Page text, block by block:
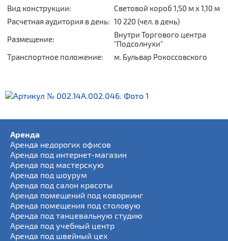
Вид конструкции:
Световой короб 1,50 м x 1,10 м
Расчетная аудитория в день: 10 220 (чел. в день)
Размещение:
Внутри Торгового центра
"Подсолнухи"
Транспортное положение:
м. Бульвар Рокоссовского
Аренда
Аренда недорогих офисов
Аренда под интернет-магазин
Аренда под мастерскую
Аренда под шоурум
Аренда под салон красоты
Аренда помещений под коворкинг
Аренда помещения под столовую
Аренда под танцевальную студию
Аренда под учебный центр
Аренда под швейный цех